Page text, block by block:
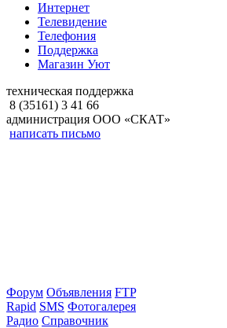
Интернет
Телевидение
Телефония
Поддержка
Магазин Уют
техническая поддержка
8 (35161) 3 41 66
администрация ООО «СКАТ»
написать письмо
Форум Объявления FTP
Rapid SMS Фотогалерея
Радио Справочник